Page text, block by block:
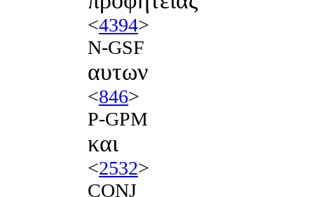
<4394>
N-GSF
αυτων
<846>
P-GPM
και
<2532>
CONJ